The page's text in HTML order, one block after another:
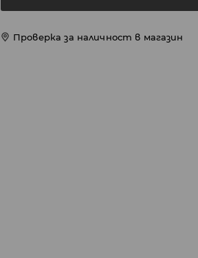
Проверка за наличност в магазин